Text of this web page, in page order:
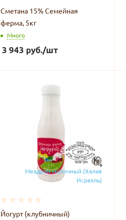
Сметана 15% Семейная
ферма, 5кг
Много
3 943 руб./шт
Меадрин молочный (Халав
Исраэль)
Йогурт (клубничный)